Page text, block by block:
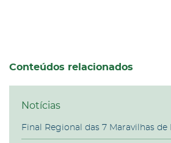
Conteúdos relacionados
Notícias
Final Regional das 7 Maravilhas de